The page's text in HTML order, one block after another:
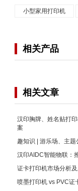
小型家用打印机
相关产品
相关文章
汉印胸牌、姓名贴打
案
趣知识 | 游乐场、主
汉印AIDC智能物联：
证卡打印机市场分析
喷墨打印机 vs PVC证